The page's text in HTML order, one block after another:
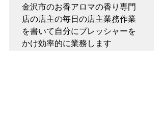
金沢市のお香アロマの香り専門
店の店主の毎日の店主業務作業
を書いて自分にプレッシャーを
かけ効率的に業務します